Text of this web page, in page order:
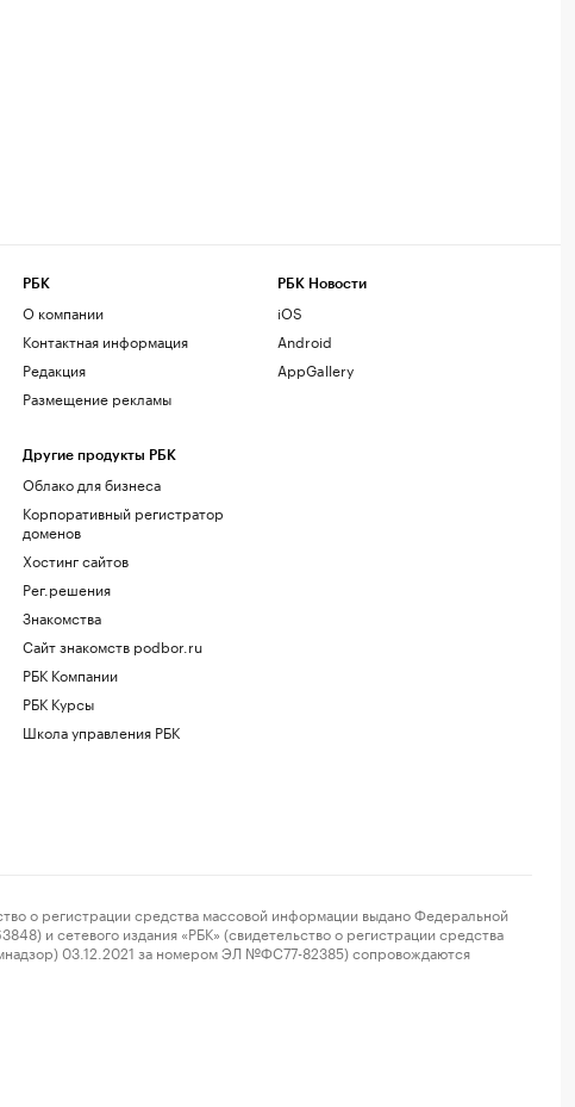
РБК
О компании
Контактная информация
Редакция
Размещение рекламы
Другие продукты РБК
Облако для бизнеса
Корпоративный регистратор
доменов
Хостинг сайтов
Рег.решения
Знакомства
Сайт знакомств podbor.ru
РБК Компании
РБК Курсы
Школа управления РБК
РБК Новости
iOS
Android
AppGallery
регистрации средства массовой информации выдано Федеральной
и сетевого издания «РБК» (свидетельство о регистрации средства
03.12.2021 за номером ЭЛ №ФС77-82385) сопровождаются